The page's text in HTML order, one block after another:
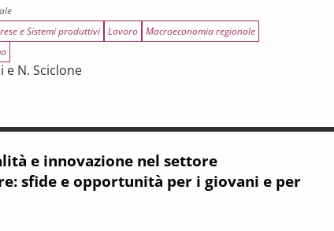
e Sistemi produttivi Lavoro Macroeconomia regionale
e N. Sciclone
i riflessi sulla Toscana
e innovazione nel settore
sfide e opportunità per i giovani e per